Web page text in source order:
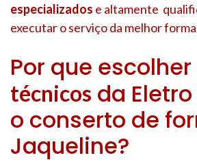
especializados e altamente
executar o serviço da melhor
Por que escolher
técnicos da
o conserto de
Jaqueline?